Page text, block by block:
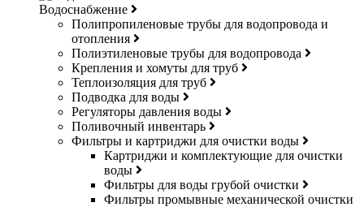
Водоснабжение
Полипропиленовые трубы для водопровода и
отопления
Полиэтиленовые трубы для водопровода
Крепления и хомуты для труб
Теплоизоляция для труб
Подводка для воды
Регуляторы давления воды
Поливочный инвентарь
Фильтры и картриджи для очистки воды
Картриджи и комплектующие для очистки
воды
Фильтры для воды грубой очистки
Фильтры промывные механической очистки